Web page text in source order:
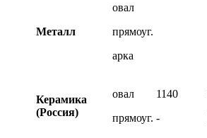
Металл
овал
прямоуг.
арка
Керамика
(Россия)
овал
прямоуг.
1140
-